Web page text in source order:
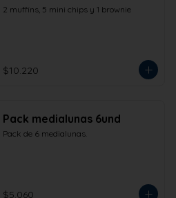
2 muffins, 5 mini chips y 1 brownie
$10.220
Pack medialunas 6und
Pack de 6 medialunas.
$5.060